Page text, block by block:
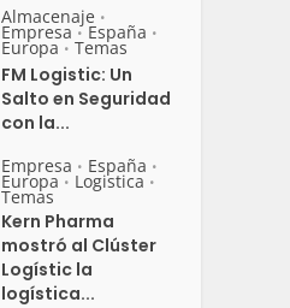
Almacenaje •
Empresa • España •
Europa • Temas
FM Logistic: Un
Salto en Seguridad
con la...
Empresa • España •
Europa • Logistica •
Temas
Kern Pharma
mostró al Clúster
Logístic la
logística...